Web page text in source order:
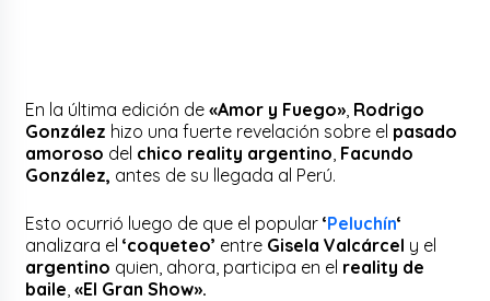
En la última edición de«Amor y Fuego» Rodrigo
González hizo una fuerte revelación sobre el pasado
amoroso del chico reality argentino Facundo
González, antes de su llegada al Perú.
Esto ocurrió luego de que el popular ‘Peluchín‘
analizara el ‘coqueteo’ entre Gisela Valcárcel y el
argentino quien, ahora, participa en el reality de
baile ,«El Gran Show».